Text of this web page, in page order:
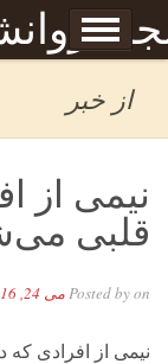
content
برگه نمونه
از خبر
نیمی از
قلبی
Posted byon می 24, 2016
نیمی از افرادی که